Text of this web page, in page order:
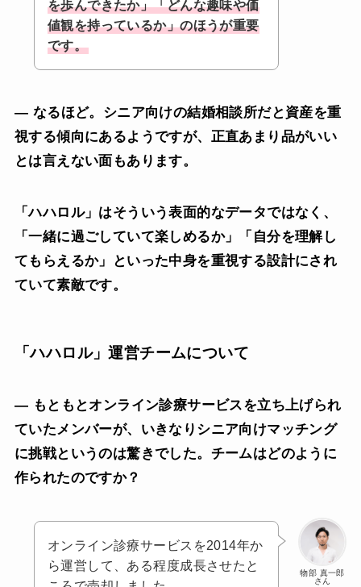
を歩んできたか」「どんな趣味や価
値観を持っているか」のほうが重要
です。
— なるほど。シニア向けの結婚相談所だと資産を重
視する傾向にあるようですが、正直あまり品がいい
とは言えない面もあります。
「ハハロル」はそういう表面的なデータではなく、
「一緒に過ごしていて楽しめるか」「自分を理解し
てもらえるか」といった中身を重視する設計にされ
ていて素敵です。
「ハハロル」運営チームについて
— もともとオンライン診療サービスを立ち上げられ
ていたメンバーが、いきなりシニア向けマッチング
に挑戦というのは驚きでした。チームはどのように
作られたのですか？
物部 真一郎
さん
オンライン診療サービスを2014年か
ら運営して、ある程度成長させたと